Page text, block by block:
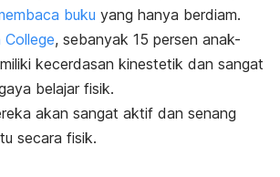
buku yang hanya berdiam.
College, sebanyak 15 persen anak-
kecerdasan kinestetik dan sangat
belajar fisik.
akan sangat aktif dan senang
secara fisik.